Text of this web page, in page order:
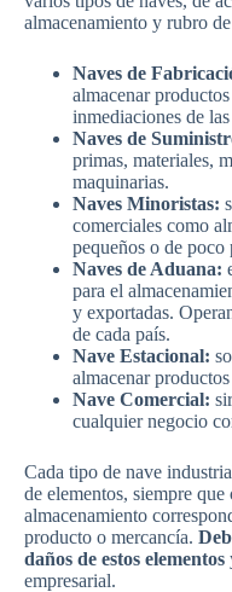
almacenamiento y rubro
Naves de
almacenar
inmediaciones de
Naves de
primas, materiales,
maquinarias.
Naves Minoristas:
comerciales como
pequeños o de poco
Naves de Aduana:
para el
y exportadas.
de cada país.
Nave Estacional:
almacenar
Nave Comercial:
cualquier negocio
Cada tipo de nave
de elementos, siempre
almacenamiento
producto o mercancía.
daños de estos elementos
empresarial.